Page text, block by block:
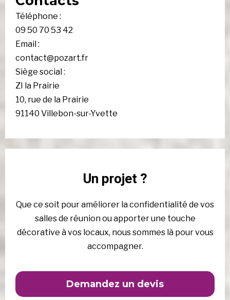
Téléphone :
09 50 70 53 42
Email :
contact@pozart.fr
Siège social :
ZI la Prairie
10, rue de la Prairie
91140 Villebon-sur-Yvette
Un projet ?
Que ce soit pour améliorer la confidentialité de vos
salles de réunion ou apporter une touche
décorative à vos locaux, nous sommes là pour vous
accompagner.
Demandez un devis